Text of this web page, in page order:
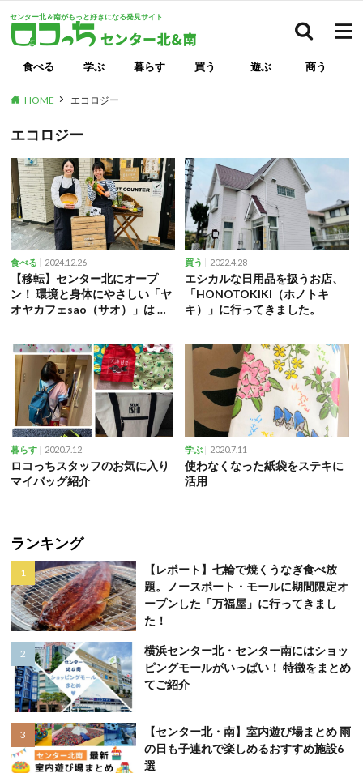
センター北＆南がもっと好きになる発見サイト
食べる 学ぶ 暮らす 買う 遊ぶ 商う
HOME エコロジー
エコロジー
食べる 2024.12.26
【移転】センター北にオープ
ン！ 環境と身体にやさしい「ヤ
オヤカフェsao（サオ）」は 人
買う 2022.4.28
エシカルな日用品を扱うお店、
「HONOTOKIKI（ホノトキ
キ）」に行ってきました。
暮らす 2020.7.12
ロコっちスタッフのお気に入り
マイバッグ紹介
学ぶ 2020.7.11
使わなくなった紙袋をステキに
活用
ランキング
【レポート】七輪で焼くうなぎ食べ放
題。ノースポート・モールに期間限定オ
ープンした「万福屋」に行ってきまし
た！
横浜センター北・センター南にはショッ
ピングモールがいっぱい！ 特徴をまとめ
てご紹介
【センター北・南】室内遊び場まとめ 雨
の日も子連れで楽しめるおすすめ施設6
選